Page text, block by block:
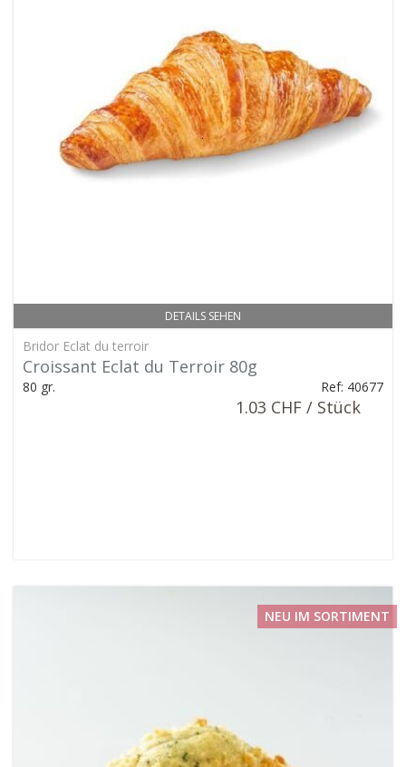
DETAILS SEHEN
Bridor Eclat du terroir
Croissant Eclat du Terroir 80g
80 gr. Ref: 40677
1.03 CHF / Stück
NEU IM SORTIMENT